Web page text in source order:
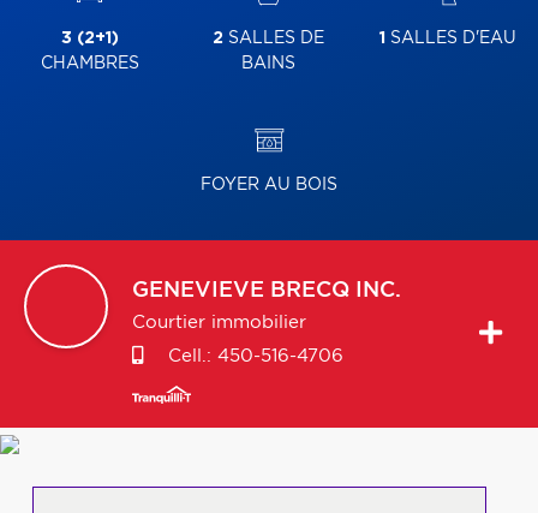
3 (2+1)
CHAMBRES
2 SALLES DE
BAINS
1 SALLES D'EAU
FOYER AU BOIS
GENEVIEVE BRECQ INC.
Courtier immobilier
Cell.: 450-516-4706